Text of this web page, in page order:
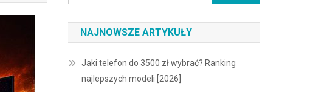
NAJNOWSZE ARTYKUŁY
Jaki telefon do 3500 zł wybrać? Ranking
najlepszych modeli [2026]